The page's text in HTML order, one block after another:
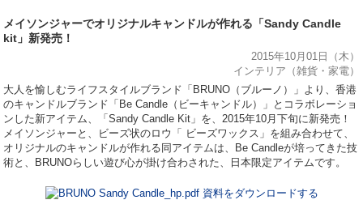
メイソンジャーでオリジナルキャンドルが作れる「Sandy Candle
kit」新発売！
2015年10月01日（木）
インテリア（雑貨・家電）
大人を愉しむライフスタイルブランド「BRUNO（ブルーノ）」より、香港
のキャンドルブランド「Be Candle（ビーキャンドル）」とコラボレーショ
ンした新アイテム、「Sandy Candle Kit」を、2015年10月下旬に新発売！
メイソンジャーと、ビーズ状のロウ「 ビーズワックス」を組み合わせて、
オリジナルのキャンドルが作れる同アイテムは、Be Candleが培ってきた技
術と、BRUNOらしい遊び心が掛け合わされた、日本限定アイテムです。
資料をダウンロードする